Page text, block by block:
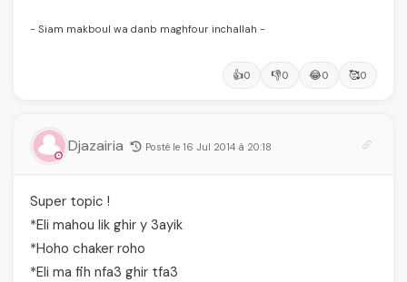
- Siam makboul wa danb maghfour inchallah -
👍0 👎0 😂0 🥰0
Djazairia Posté le 16 Jul 2014 à 20:18
Super topic !
*Eli mahou lik ghir y 3ayik
*Hoho chaker roho
*Eli ma fih nfa3 ghir tfa3